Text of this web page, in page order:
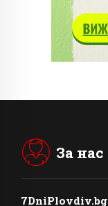
За нас
7DniPlovdiv.bg